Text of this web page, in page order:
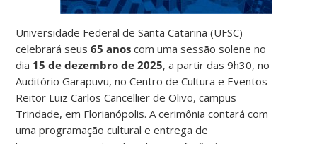
Universidade Federal de Santa Catarina (UFSC)
celebrará seus65 anos com uma sessão solene no
dia 15 de dezembro de 2025, a partir das 9h30, no
Auditório Garapuvu, no Centro de Cultura e Eventos
Reitor Luiz Carlos Cancellier de Olivo, campus
Trindade, em Florianópolis. A cerimônia contará com
uma programação cultural e entrega de